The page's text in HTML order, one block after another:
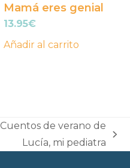
Mamá eres genial
13.95€
Añadir al carrito
Cuentos de verano de
Lucía, mi pediatra